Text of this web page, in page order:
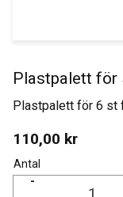
Plastpalett för
Plastpalett för 6 st
110,00 kr
Antal
-